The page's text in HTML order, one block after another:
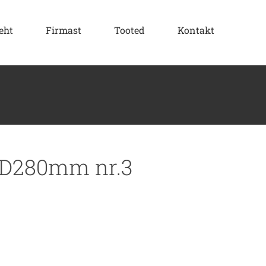
Firmast Tooted Kontakt
nr.3